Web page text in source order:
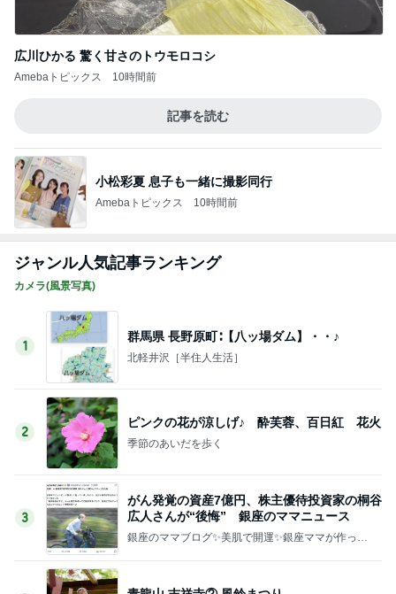
広川ひかる 驚く甘さのトウモロコシ
Amebaトピックス 10時間前
記事を読む
小松彩夏 息子も一緒に撮影同行
Amebaトピックス 10時間前
ジャンル人気記事ランキング
カメラ(風景写真)
1
群馬県 長野原町∶【八ッ場ダム】・・♪
北軽井沢［半住人生活］
2
ピンクの花が涼しげ♪ 酔芙蓉、百日紅 花火
季節のあいだを歩く
3
がん発覚の資産7億円、株主優待投資家の桐谷
広人さんが“後悔” 銀座のママニュース
銀座のママブログ✨美肌で開運✨銀座ママが作った